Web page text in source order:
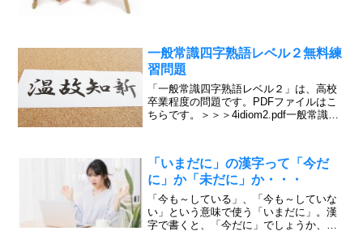
一般常識四字熟語レベル２無料練
習問題
「一般常識四字熟語レベル２」は、高校
卒業程度の問題です。PDFファイルはこ
ちらです。＞＞＞4idiom2.pdf一般常識四
い。①一キ一ユウ②一チョウ一セキ③危
機一パツ④自...
「いまだに」の漢字って「今だ
に」か「未だに」か・・・
「今も～している」、「今も～していな
い」という意味で使う「いまだに」。漢
字で書くと、「今だに」でしょうか、